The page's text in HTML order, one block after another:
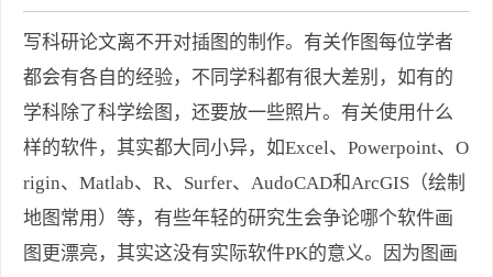
写科研论文离不开对插图的制作。有关作图每位学者
都会有各自的经验，不同学科都有很大差别，如有的
学科除了科学绘图，还要放一些照片。有关使用什么
样的软件，其实都大同小异，如Excel、Powerpoint、O
rigin、Matlab、R、Surfer、AudoCAD和ArcGIS（绘制
地图常用）等，有些年轻的研究生会争论哪个软件画
图更漂亮，其实这没有实际软件PK的意义。因为图画